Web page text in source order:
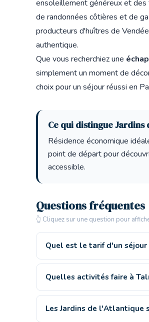
ensoleillement généreux et des
de randonnées côtières et de
producteurs d'huîtres de
authentique.
Que vous recherchiez une
simplement un moment de
choix pour un séjour réussi en
Ce qui distingue Jardins
Résidence économique
point de départ pour
accessible.
Questions fréquentes
👆 Cliquez sur une question pour
Quel est le tarif d'un
Quelles activités faire à
Les Jardins de l'Atlantique